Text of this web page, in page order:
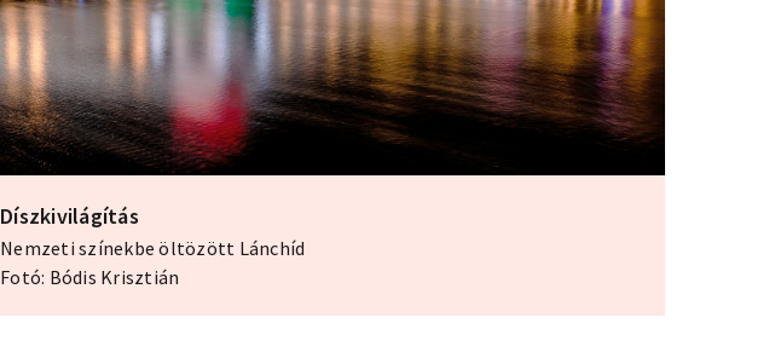
Díszkivilágítás
Nemzeti színekbe öltözött Lánchíd
Fotó: Bódis Krisztián